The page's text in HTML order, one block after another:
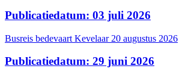
Publicatiedatum: 03 juli 2026
Busreis bedevaart Kevelaar 20 augustus 2026
Publicatiedatum: 29 juni 2026